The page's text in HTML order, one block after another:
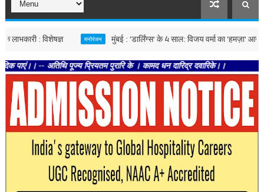
: विशेषज्ञ मनोरंजन मुंबई : 'डार्लिंग्स' के 4 साल: विजय वर्मा का 'हमज़ा' आज भी क्यों
अतिथि पूज्य प्रियतम पुरारि के । कामद धन दारिद्र दवारिके।।